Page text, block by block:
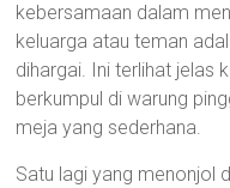
kebersamaan dalam
keluarga atau teman
dihargai. Ini terlihat jelas
berkumpul di warung
meja yang sederhana.
Satu lagi yang menonjol